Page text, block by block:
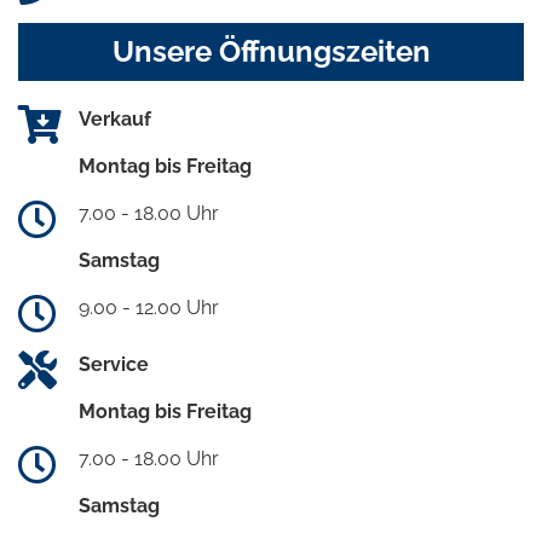
Unsere Öffnungszeiten
Verkauf
Montag bis Freitag
7.00 - 18.00 Uhr
Samstag
9.00 - 12.00 Uhr
Service
Montag bis Freitag
7.00 - 18.00 Uhr
Samstag